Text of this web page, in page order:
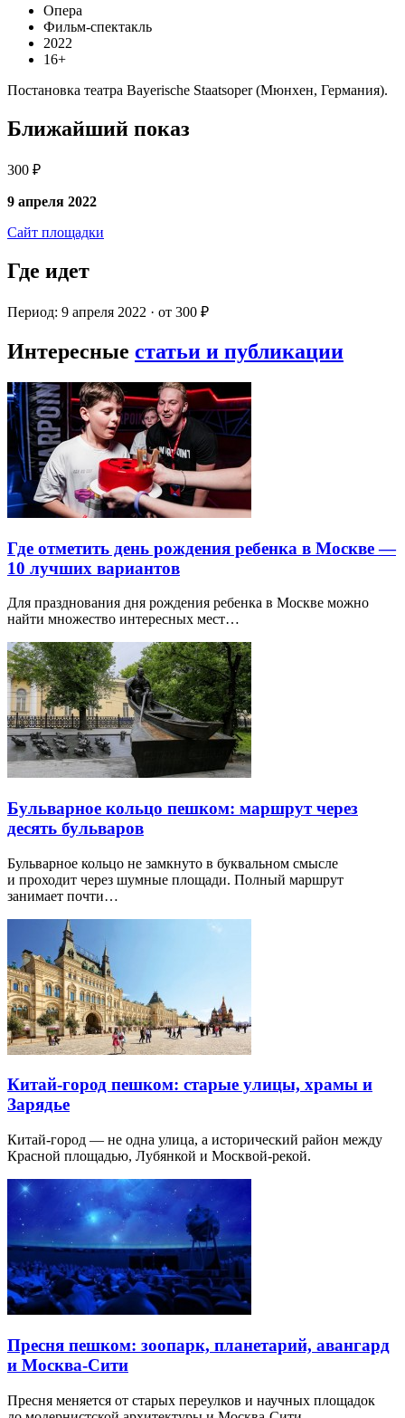
Опера
Фильм-спектакль
2022
16+
Постановка театра Bayerische Staatsoper (Мюнхен, Германия).
Ближайший показ
300 ₽
9 апреля 2022
Сайт площадки
Где идет
Период: 9 апреля 2022 · от 300 ₽
Интересные статьи и публикации
Где отметить день рождения ребенка в Москве —
10 лучших вариантов
Для празднования дня рождения ребенка в Москве можно
найти множество интересных мест…
Бульварное кольцо пешком: маршрут через
десять бульваров
Бульварное кольцо не замкнуто в буквальном смысле
и проходит через шумные площади. Полный маршрут
занимает почти…
Китай-город пешком: старые улицы, храмы и
Зарядье
Китай-город — не одна улица, а исторический район между
Красной площадью, Лубянкой и Москвой-рекой.
Пресня пешком: зоопарк, планетарий, авангард
и Москва-Сити
Пресня меняется от старых переулков и научных площадок